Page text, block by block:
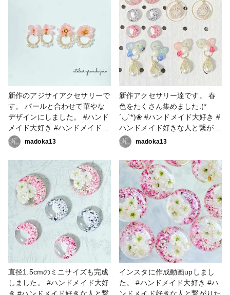
知らせ #販売会 #かすみ草ア
クセサリー #アクセサリー部 #
ピアス #イヤリング
#レジンアクセサリー作り #レ
ジンアクセサリー作家
#resinlove #お知らせ #販売
会 #かすみ草アクセサリー #
アクセサリー部 #イヤリング #
ピアス
新作のアジサイアクセサリーで
す。 パールと合わせて華やな
デザインにしました。 #ハンド
メイド大好き #ハンドメイド好
きな人と繋がりたい #アクセサ
リー作家 #フラワーアクセサリ
ー #フラワーアクセサリー作家
#レジン大好き #レジン好きの
人と繋がりたい #レジンアクセ
サリー作り #レジンアクセサリ
ー作家 #resinlove #アクセサリ
ー部 #ピアス #イヤリング
madoka13
新作アクセサリー達です。 春
色をたくさん集めました.(*
´◡`*)❀ #ハンドメイド大好き #
ハンドメイド好きな人と繋がり
たい #アクセサリー作家 #フラ
ワーアクセサリー #フラワーア
クセサリー作家 #レジン大好き
#レジン好きの人と繋がりたい
#レジンアクセサリー作り #レ
ジンアクセサリー作家
#resinlove #アクセサリー部 #
ピアス #イヤリング
madoka13
直径1.5cmのミニサイズも完成
しました。 #ハンドメイド大好
き #ハンドメイド好きな人と繋
インスタに作成動画upしまし
た。 #ハンドメイド大好き #ハ
ンドメイド好きな人と繋がりた